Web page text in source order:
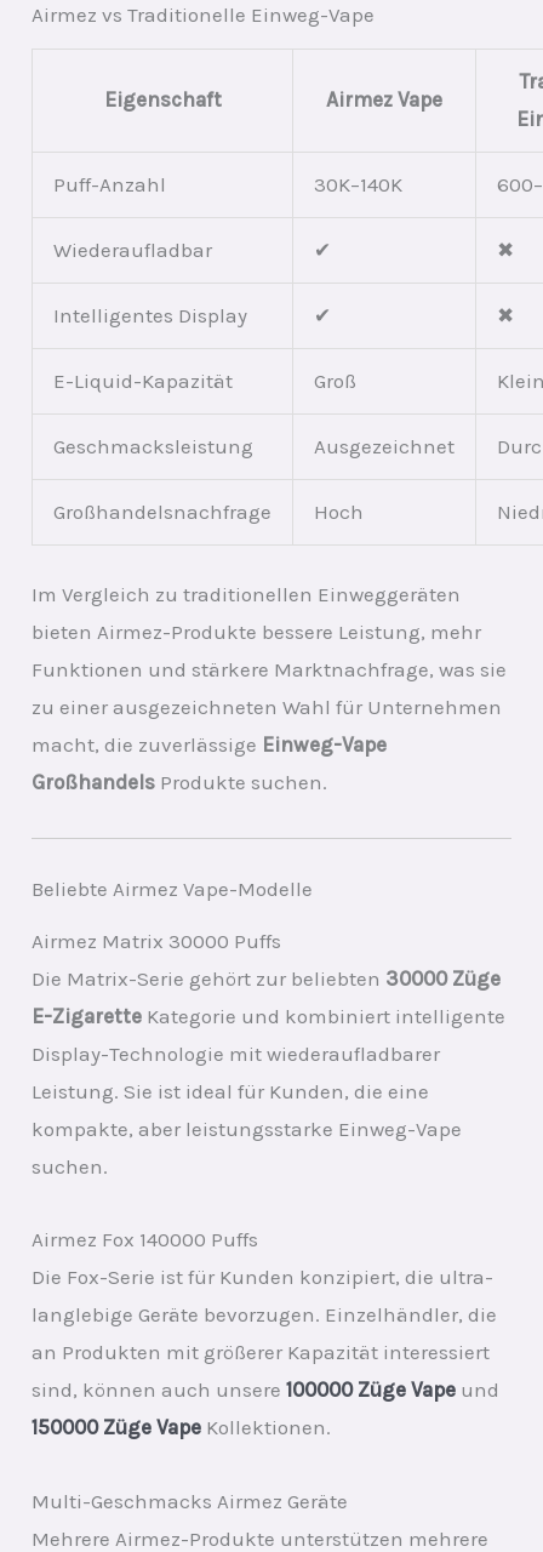
Airmez vs Traditionelle Einweg-Vape
Eigenschaft Airmez Vape
Puff-Anzahl 30K–140K
Wiederaufladbar ✔ ✖
Intelligentes Display ✔ ✖
E-Liquid-Kapazität Groß
Geschmacksleistung Ausgezeichnet
Großhandelsnachfrage Hoch
Im Vergleich zu traditionellen Einweggeräten
bieten Airmez-Produkte bessere Leistung, mehr
Funktionen und stärkere Marktnachfrage, was sie
zu einer ausgezeichneten Wahl für Unternehmen
macht, die zuverlässige Einweg-Vape
Großhandels Produkte suchen.
Beliebte Airmez Vape-Modelle
Airmez Matrix 30000 Puffs
Die Matrix-Serie gehört zur beliebten 30000 Züge
E-Zigarette Kategorie und kombiniert intelligente
Display-Technologie mit wiederaufladbarer
Leistung. Sie ist ideal für Kunden, die eine
kompakte, aber leistungsstarke Einweg-Vape
suchen.
Airmez Fox 140000 Puffs
Die Fox-Serie ist für Kunden konzipiert, die ultra-
langlebige Geräte bevorzugen. Einzelhändler, die
an Produkten mit größerer Kapazität interessiert
sind, können auch unsere100000 Züge Vape und
150000 Züge Vape Kollektionen.
Multi-Geschmacks Airmez Geräte
Mehrere Airmez-Produkte unterstützen mehrere